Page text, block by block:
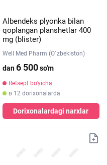
Albendeks plyonka bilan
qoplangan planshetlar 400
mg (blister)
Well Med Pharm (O`zbekiston)
dan6 500so'm
Retsept bo'yicha
в 12 dorixonalarda
Dorixonalardagi narxlar